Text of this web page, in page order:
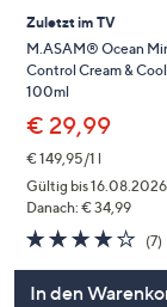
Zuletzt im TV
M.ASAM® Ocean
Control Cream &
100ml
€ 29,99
€ 149,95/1 l
Gültig bis 16.08.2026
Danach: € 34,99
4.1
von
(7)7
In den